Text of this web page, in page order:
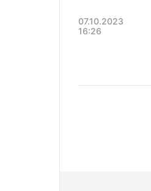
07.10.2023
16:26